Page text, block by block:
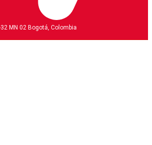
MN 02 Bogotá, Colombia